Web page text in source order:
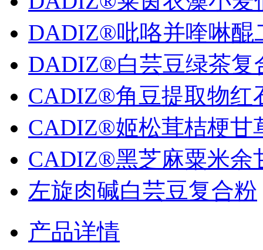
DADIZ®吡咯并喹啉醌
DADIZ®白芸豆绿茶复
CADIZ®角豆提取物红
CADIZ®姬松茸桔梗甘
CADIZ®黑芝麻粟米余
左旋肉碱白芸豆复合粉
产品详情